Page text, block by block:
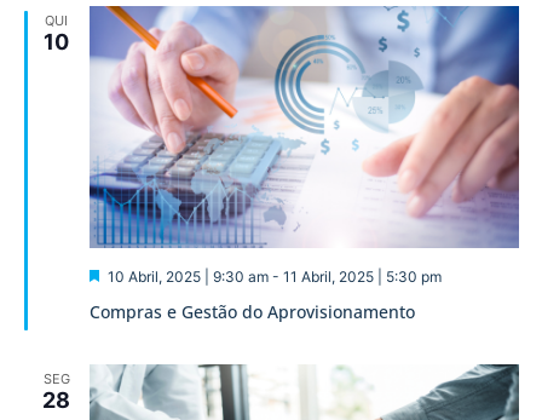
QUI
10
Compras e Gestão do Aprovisionamento
Destaque
10 Abril, 2025 | 9:30 am- 11 Abril, 2025 | 5:30 pm
SEG
28